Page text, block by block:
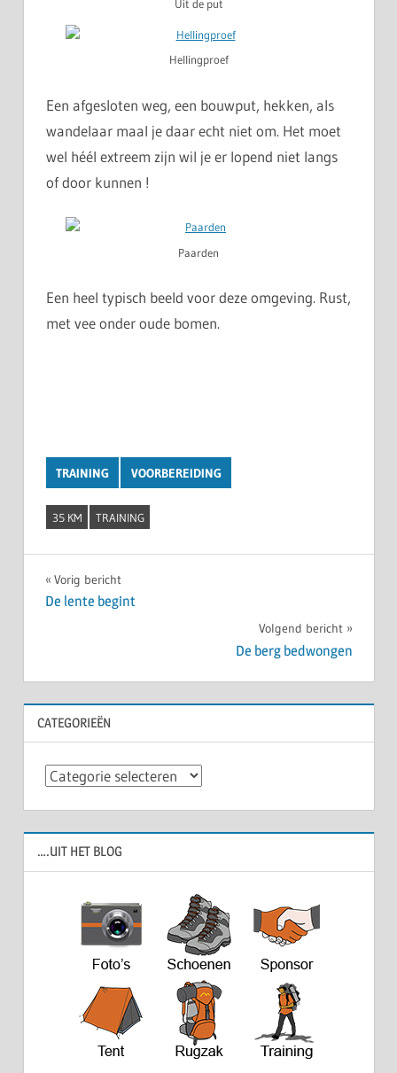
Uit de put
Hellingproef
Een afgesloten weg, een bouwput, hekken, als
wandelaar maal je daar echt niet om. Het moet
wel héél extreem zijn wil je er lopend niet langs
of door kunnen !
Paarden
Een heel typisch beeld voor deze omgeving. Rust,
met vee onder oude bomen.
TRAINING VOORBEREIDING
35 KM TRAINING
Bericht
navigatie
Vorig bericht
De lente begint
Volgend bericht
De berg bedwongen
CATEGORIEËN
Categorieën
….UIT HET BLOG